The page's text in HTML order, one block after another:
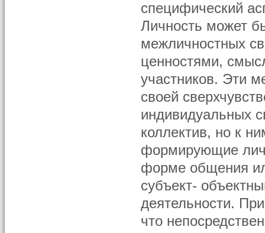
специфический
Личность может
межличностных
ценностями,
участников. Эти
своей
индивидуальных
коллектив, но к
формирующие
форме общения
субъект-
деятельности.
что